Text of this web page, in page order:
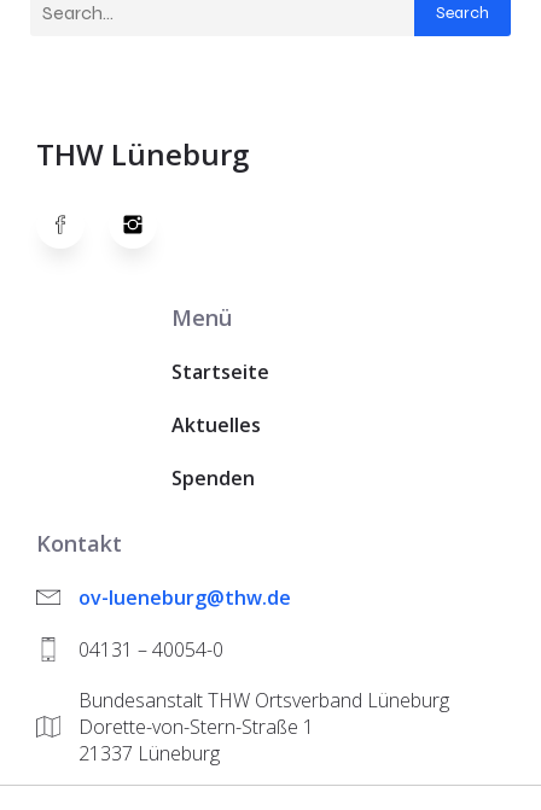
Search
THW Lüneburg
Menü
Startseite
Aktuelles
Spenden
Kontakt
ov-lueneburg@thw.de
04131 – 40054-0
Bundesanstalt THW Ortsverband Lüneburg
Dorette-von-Stern-Straße 1
21337 Lüneburg